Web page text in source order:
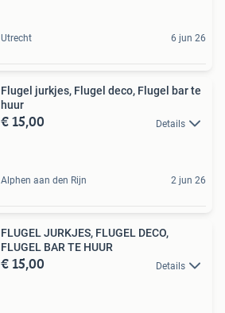
Utrecht 6 jun 26
Flugel jurkjes, Flugel deco, Flugel bar te
huur
€ 15,00 Details
Alphen aan den Rijn 2 jun 26
FLUGEL JURKJES, FLUGEL DECO,
FLUGEL BAR TE HUUR
€ 15,00 Details